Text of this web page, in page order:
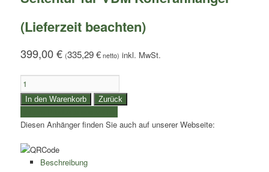
(Lieferzeit beachten)
399,00€ (335,29€ netto)
Seitentür
für
VDM
Kofferanhänger
(Lieferzeit
beachten)
Menge
In den Warenkorb Zurück
Diesen Anhänger finden Sie auch auf unserer Webseite:
Beschreibung